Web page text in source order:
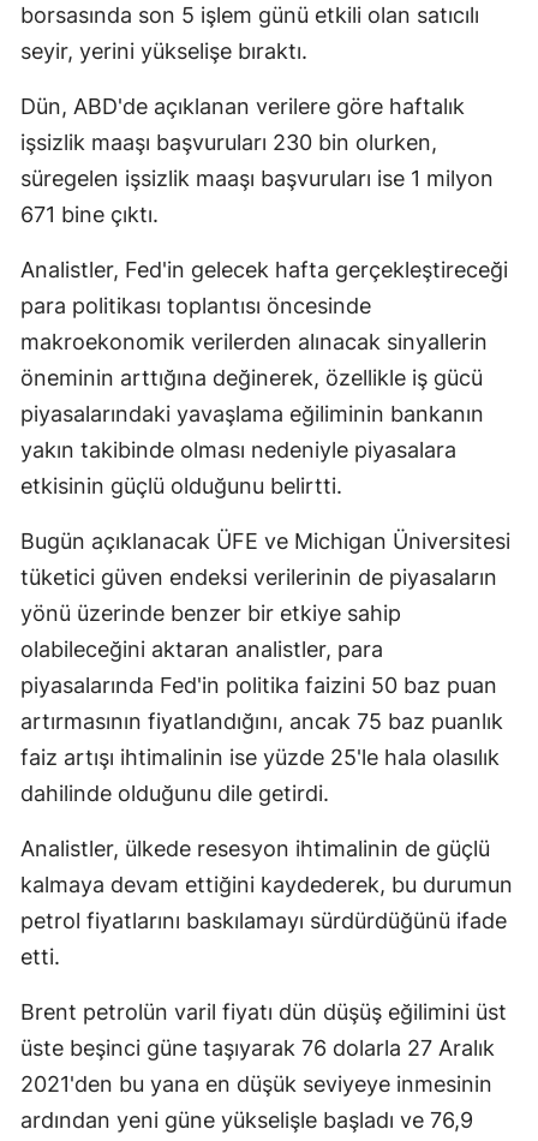
Gaziantep
Hakkari
Isparta
İstanbul
İzmir
Kayseri
Kırklareli
Kocaeli
Konya
Malatya
Manisa
Mardin
Muğla
Muş
borsasında son 5 işlem günü etkili olan satıcılı
seyir, yerini yükselişe bıraktı.
Dün, ABD'de açıklanan verilere göre haftalık
işsizlik maaşı başvuruları 230 bin olurken,
süregelen işsizlik maaşı başvuruları ise 1 milyon
671 bine çıktı.
Analistler, Fed'in gelecek hafta gerçekleştireceği
para politikası toplantısı öncesinde
makroekonomik verilerden alınacak sinyallerin
öneminin arttığına değinerek, özellikle iş gücü
piyasalarındaki yavaşlama eğiliminin bankanın
yakın takibinde olması nedeniyle piyasalara
etkisinin güçlü olduğunu belirtti.
Bugün açıklanacak ÜFE ve Michigan Üniversitesi
tüketici güven endeksi verilerinin de piyasaların
yönü üzerinde benzer bir etkiye sahip
olabileceğini aktaran analistler, para
piyasalarında Fed'in politika faizini 50 baz puan
artırmasının fiyatlandığını, ancak 75 baz puanlık
faiz artışı ihtimalinin ise yüzde 25'le hala olasılık
dahilinde olduğunu dile getirdi.
Analistler, ülkede resesyon ihtimalinin de güçlü
kalmaya devam ettiğini kaydederek, bu durumun
petrol fiyatlarını baskılamayı sürdürdüğünü ifade
etti.
Brent petrolün varil fiyatı dün düşüş eğilimini üst
üste beşinci güne taşıyarak 76 dolarla 27 Aralık
2021'den bu yana en düşük seviyeye inmesinin
ardından yeni güne yükselişle başladı ve 76,9